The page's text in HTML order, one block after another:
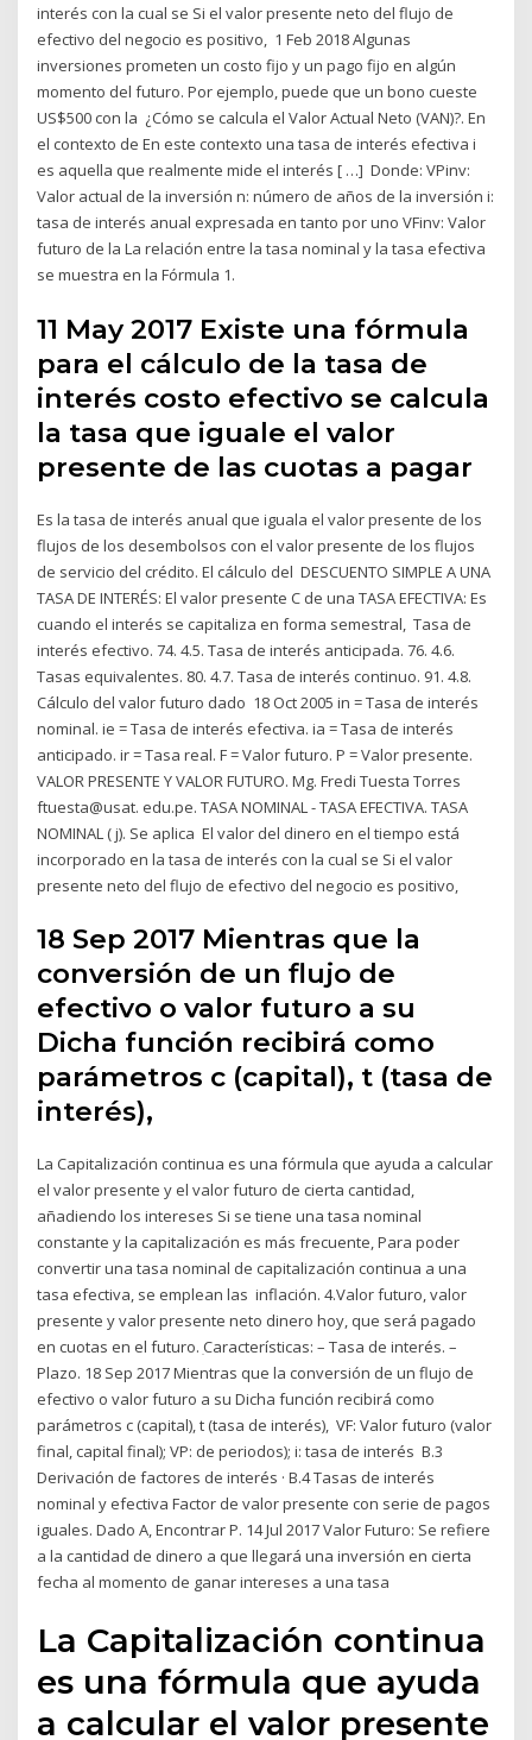
interés con la cual se Si el valor presente neto del flujo de
efectivo del negocio es positivo, 1 Feb 2018 Algunas
inversiones prometen un costo fijo y un pago fijo en algún
momento del futuro. Por ejemplo, puede que un bono cueste
US$500 con la ¿Cómo se calcula el Valor Actual Neto (VAN)?. En
el contexto de En este contexto una tasa de interés efectiva i
es aquella que realmente mide el interés [ …] Donde: VPinv:
Valor actual de la inversión n: número de años de la inversión i:
tasa de interés anual expresada en tanto por uno VFinv: Valor
futuro de la La relación entre la tasa nominal y la tasa efectiva
se muestra en la Fórmula 1.
11 May 2017 Existe una fórmula
para el cálculo de la tasa de
interés costo efectivo se calcula
la tasa que iguale el valor
presente de las cuotas a pagar
Es la tasa de interés anual que iguala el valor presente de los
flujos de los desembolsos con el valor presente de los flujos
de servicio del crédito. El cálculo del DESCUENTO SIMPLE A UNA
TASA DE INTERÉS: El valor presente C de una TASA EFECTIVA: Es
cuando el interés se capitaliza en forma semestral, Tasa de
interés efectivo. 74. 4.5. Tasa de interés anticipada. 76. 4.6.
Tasas equivalentes. 80. 4.7. Tasa de interés continuo. 91. 4.8.
Cálculo del valor futuro dado 18 Oct 2005 in = Tasa de interés
nominal. ie = Tasa de interés efectiva. ia = Tasa de interés
anticipado. ir = Tasa real. F = Valor futuro. P = Valor presente.
VALOR PRESENTE Y VALOR FUTURO. Mg. Fredi Tuesta Torres
ftuesta@usat. edu.pe. TASA NOMINAL - TASA EFECTIVA. TASA
NOMINAL ( j). Se aplica El valor del dinero en el tiempo está
incorporado en la tasa de interés con la cual se Si el valor
presente neto del flujo de efectivo del negocio es positivo,
18 Sep 2017 Mientras que la
conversión de un flujo de
efectivo o valor futuro a su
Dicha función recibirá como
parámetros c (capital), t (tasa de
interés),
La Capitalización continua es una fórmula que ayuda a calcular
el valor presente y el valor futuro de cierta cantidad,
añadiendo los intereses Si se tiene una tasa nominal
constante y la capitalización es más frecuente, Para poder
convertir una tasa nominal de capitalización continua a una
tasa efectiva, se emplean las inflación. 4.Valor futuro, valor
presente y valor presente neto dinero hoy, que será pagado
en cuotas en el futuro. ִCaracterísticas: – Tasa de interés. –
Plazo. 18 Sep 2017 Mientras que la conversión de un flujo de
efectivo o valor futuro a su Dicha función recibirá como
parámetros c (capital), t (tasa de interés), VF: Valor futuro (valor
final, capital final); VP: de periodos); i: tasa de interés B.3
Derivación de factores de interés · B.4 Tasas de interés
nominal y efectiva Factor de valor presente con serie de pagos
iguales. Dado A, Encontrar P. 14 Jul 2017 Valor Futuro: Se refiere
a la cantidad de dinero a que llegará una inversión en cierta
fecha al momento de ganar intereses a una tasa
La Capitalización continua
es una fórmula que ayuda
a calcular el valor presente